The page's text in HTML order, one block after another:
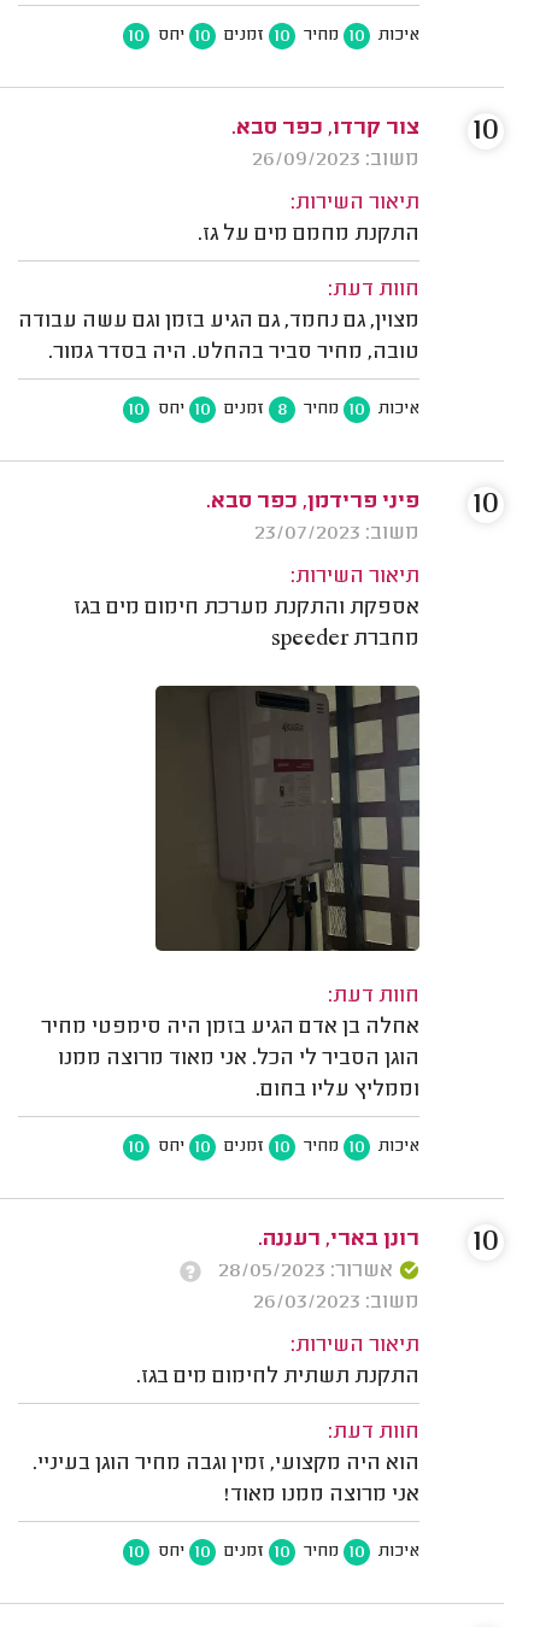
איכות 10 מחיר 10 זמנים 10 יחס 10
צור קרדו, כפר סבא.
משוב: 26/09/2023
תיאור השירות:
התקנת מחמם מים על גז.
חוות דעת:
מצוין, גם נחמד, גם הגיע בזמן וגם עשה עבודה
טובה, מחיר סביר בהחלט. היה בסדר גמור.
איכות 10 מחיר 8 זמנים 10 יחס 10
10
פיני פרידמן, כפר סבא.
משוב: 23/07/2023
תיאור השירות:
אספקת והתקנת מערכת חימום מים בגז
מחברת speeder
חוות דעת:
אחלה בן אדם הגיע בזמן היה סימפטי מחיר
הוגן הסביר לי הכל. אני מאוד מרוצה ממנו
וממליץ עליו בחום.
איכות 10 מחיר 10 זמנים 10 יחס 10
10
רונן בארי, רעננה.
אשרור: 28/05/2023
משוב: 26/03/2023
תיאור השירות:
התקנת תשתית לחימום מים בגז.
חוות דעת:
הוא היה מקצועי, זמין וגבה מחיר הוגן בעיניי.
אני מרוצה ממנו מאוד!
איכות 10 מחיר 10 זמנים 10 יחס 10
10